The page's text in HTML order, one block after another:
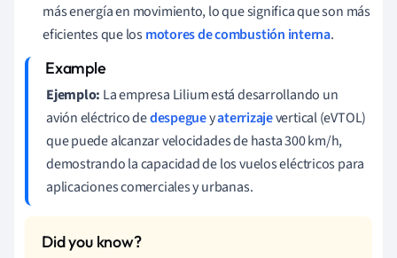
más energía en movimiento, lo que significa que son más
eficientes que losmotores de combustión interna.
Ejemplo: La empresa Lilium está desarrollando un
avión eléctrico dedespegueyaterrizajevertical (eVTOL)
que puede alcanzar velocidades de hasta 300 km/h,
demostrando la capacidad de los vuelos eléctricos para
aplicaciones comerciales y urbanas.